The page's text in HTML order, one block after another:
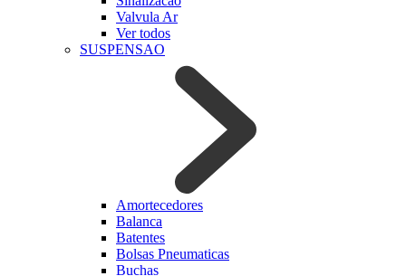
Valvula Ar
Ver todos
SUSPENSAO
Amortecedores
Balanca
Batentes
Bolsas Pneumaticas
Buchas